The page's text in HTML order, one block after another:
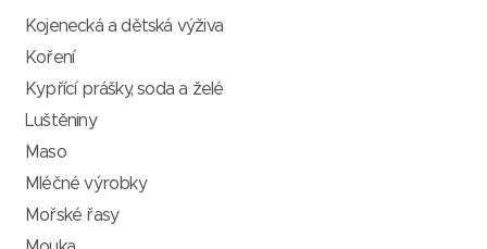
Kojenecká a dětská výživa
Koření
Kypřící prášky, soda a želé
Luštěniny
Maso
Mléčné výrobky
Mořské řasy